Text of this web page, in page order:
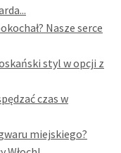
Nasze serce
styl w opcji z
czas w
miejskiego?